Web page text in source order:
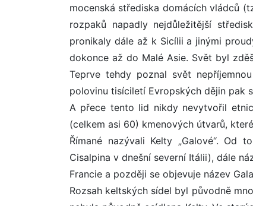
mocenská střediska domácích vládců
rozpaků napadly nejdůležitější
pronikaly dále až k Sicílii a jinými
dokonce až do Malé Asie. Svět byl
Teprve tehdy poznal svět
polovinu tisíciletí Evropských dějin pak
A přece tento lid nikdy nevytvořil
(celkem asi 60) kmenových útvarů,
Římané nazývali Kelty „Galové“. Od
Cisalpina v dnešní severní Itálii), dále
Francie a později se objevuje název
Rozsah keltských sídel byl původně